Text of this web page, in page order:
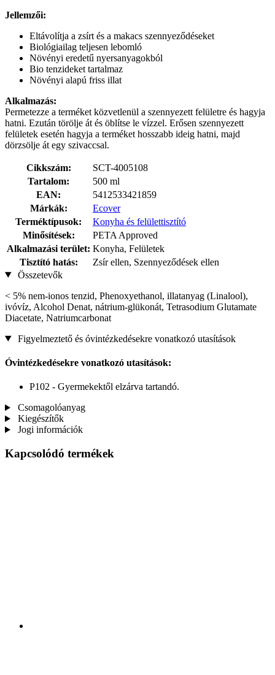
Jellemzői:
Eltávolítja a zsírt és a makacs szennyeződéseket
Biológiailag teljesen lebomló
Növényi eredetű nyersanyagokból
Bio tenzideket tartalmaz
Növényi alapú friss illat
Alkalmazás:
Permetezze a terméket közvetlenül a szennyezett felületre és hagyja
hatni. Ezután törölje át és öblítse le vízzel. Erősen szennyezett
felületek esetén hagyja a terméket hosszabb ideig hatni, majd
dörzsölje át egy szivaccsal.
Cikkszám:
SCT-4005108
Tartalom:
500 ml
EAN:
5412533421859
Márkák:
Ecover
Terméktípusok:
Konyha és felülettisztító
Minősítések:
PETA Approved
Alkalmazási terület: Konyha, Felületek
Tisztító hatás:
Zsír ellen, Szennyeződések ellen
Összetevők
< 5% nem-ionos tenzid, Phenoxyethanol, illatanyag (Linalool),
ivóvíz, Alcohol Denat, nátrium-glükonát, Tetrasodium Glutamate
Diacetate, Natriumcarbonat
Figyelmeztető és óvintézkedésekre vonatkozó utasítások
Óvintézkedésekre vonatkozó utasítások:
P102 - Gyermekektől elzárva tartandó.
Csomagolóanyag
Kiegészítők
Jogi információk
Kapcsolódó termékek